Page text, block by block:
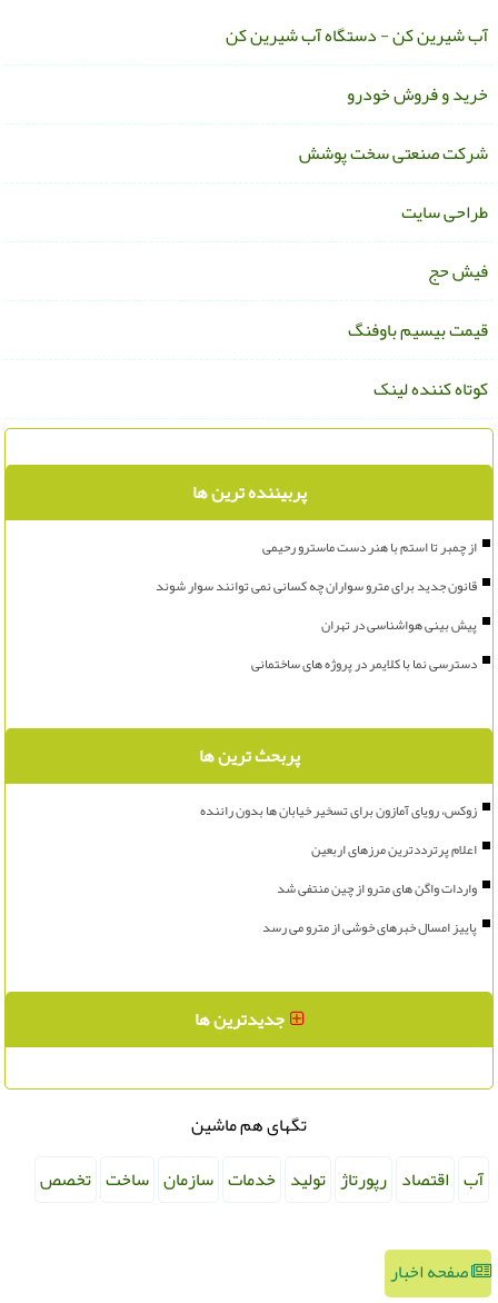
شیرین کن - دستگاه آب شیرین کن
و فروش خودرو
صنعتی سخت پوشش
سایت
حج
بیسیم باوفنگ
کننده لینک
پربیننده ترین ها
از چمبر تا استم با هنر دست ماسترو رحیمی
قانون جدید برای مترو سواران چه کسانی نمی توانند سوار شوند
پیش بینی هواشناسی در تهران
دسترسی نما با کلایمر در پروژه های ساختمانی
پربحث ترین ها
زوکس، رویای آمازون برای تسخیر خیابان ها بدون راننده
اعلام پرترددترین مرزهای اربعین
واردات واگن های مترو از چین منتفی شد
پاییز امسال خبرهای خوشی از مترو می رسد
جدیدترین ها
تگهای هم ماشین
آب
اقتصاد رپورتاژ تولید خدمات سازمان ساخت تخصص
صفحه اخبار